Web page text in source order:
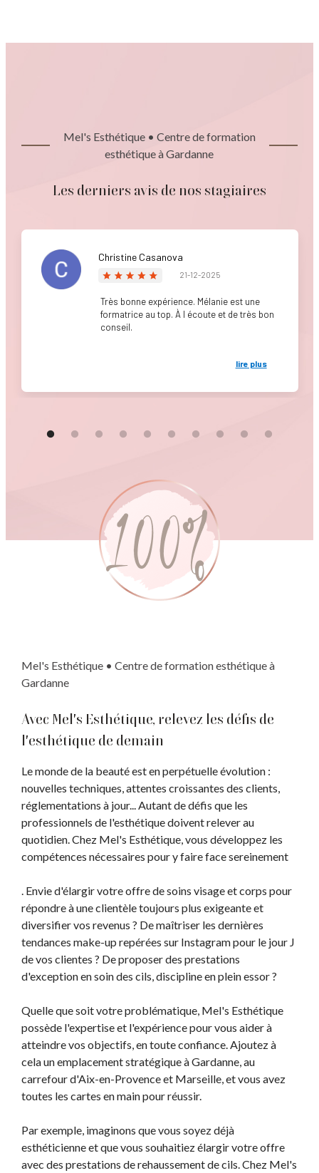
Mel's Esthétique • Centre de formation
esthétique à Gardanne
Les derniers avis de nos stagiaires
Christine Casanova
21-12-2025
Très bonne expérience. Mélanie est une
formatrice au top. À l écoute et de très bon
conseil.
lire plus
Mel's Esthétique • Centre de formation esthétique à
Gardanne
Avec Mel's Esthétique, relevez les défis de
l'esthétique de demain
Le monde de la beauté est en perpétuelle évolution :
nouvelles techniques, attentes croissantes des clients,
réglementations à jour... Autant de défis que les
professionnels de l'esthétique doivent relever au
quotidien. Chez Mel's Esthétique, vous développez les
compétences nécessaires pour y faire face sereinement
. Envie d'élargir votre offre de soins visage et corps pour
répondre à une clientèle toujours plus exigeante et
diversifier vos revenus ? De maîtriser les dernières
tendances make-up repérées sur Instagram pour le jour J
de vos clientes ? De proposer des prestations
d'exception en soin des cils, discipline en plein essor ?
Quelle que soit votre problématique, Mel's Esthétique
possède l'expertise et l'expérience pour vous aider à
atteindre vos objectifs, en toute confiance. Ajoutez à
cela un emplacement stratégique à Gardanne, au
carrefour d'Aix-en-Provence et Marseille, et vous avez
toutes les cartes en main pour réussir.
Par exemple, imaginons que vous soyez déjà
esthéticienne et que vous souhaitiez élargir votre offre
avec des prestations de rehaussement de cils. Chez Mel's